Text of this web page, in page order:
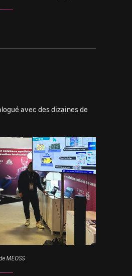
avec des dizaines de
MEOSS